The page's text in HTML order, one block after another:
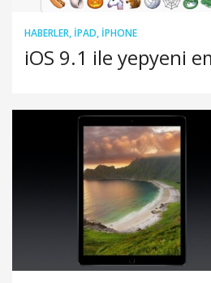
HABERLER, IPAD, IPHONE
iOS 9.1 ile yepyeni